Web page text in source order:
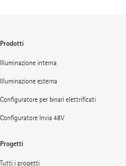
Prodotti
Illuminazione interna
Illuminazione esterna
Configuratore per binari elettrificati
Configuratore Invia 48V
Progetti
Tutti i progetti